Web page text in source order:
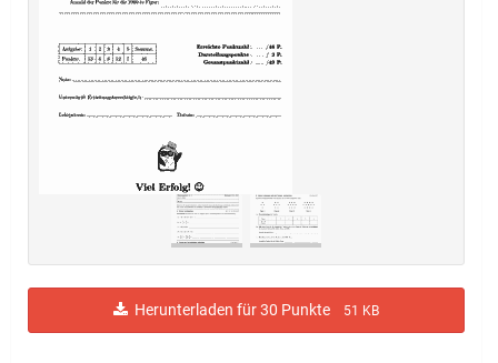
Herunterladen für 30 Punkte 51 KB